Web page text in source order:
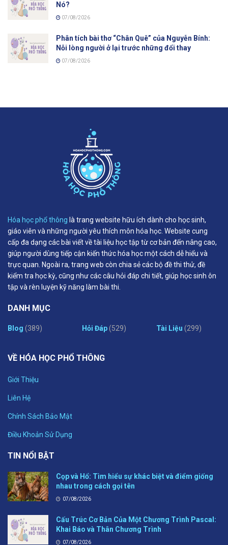
Nó?
07/08/2026
Phân tích bài thơ “Chân Quê” của Nguyễn Bính:
Nỗi lòng người ở lại trước những đổi thay
07/08/2026
Hóa học phổ thông là trang website hữu ích dành cho học sinh,
giáo viên và những người yêu thích môn hóa học. Website cung
cấp đa dạng các bài viết về tài liệu học tập từ cơ bản đến nâng cao,
giúp người dùng tiếp cận kiến thức hóa học một cách dễ hiểu và
trực quan. Ngoài ra, trang web còn chia sẻ các bộ đề thi thử, đề
kiểm tra học kỳ, cũng như các câu hỏi đáp chi tiết, giúp học sinh ôn
tập và rèn luyện kỹ năng làm bài thi.
DANH MỤC
Blog (389) Hỏi Đáp(529) Tài Liệu (299)
VỀ HÓA HỌC PHỔ THÔNG
Giới Thiệu
Liên Hệ
Chính Sách Bảo Mật
Điều Khoản Sử Dụng
TIN NỔI BẬT
Cọp và Hổ: Tìm hiểu sự khác biệt và điểm giống
nhau trong cách gọi tên
07/08/2026
Cấu Trúc Cơ Bản Của Một Chương Trình Pascal:
Khai Báo và Thân Chương Trình
07/08/2026